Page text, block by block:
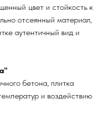
цвет и стойкость к
отсеянный материал,
аутентичный вид и
бетона, плитка
и воздействию